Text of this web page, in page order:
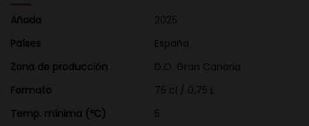
Añada
2025
Países
España
Zona de producción
D.O. Gran Canaria
Formato
75 cl / 0,75 L
Temp. mínima (ºC)
5